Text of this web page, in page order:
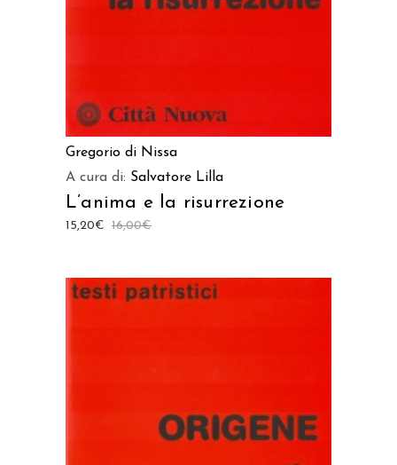
Gregorio di Nissa
A cura di: Salvatore Lilla
L’anima e la risurrezione
16,00€
15,20€